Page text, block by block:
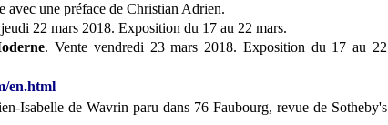
avec une préface de Christian Adrien.
22 mars 2018. Exposition du 17 au 22 mars.
. Vente vendredi 23 mars 2018. Exposition du 17 au 22
en.html
Isabelle de Wavrin paru dans 76 Faubourg, revue de Sotheby's